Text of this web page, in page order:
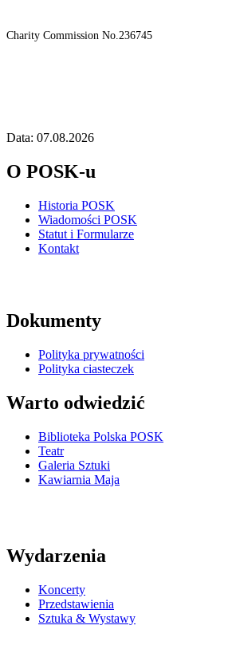
Charity Commission No.236745
Data: 07.08.2026
O POSK-u
Historia POSK
Wiadomości POSK
Statut i Formularze
Kontakt
Dokumenty
Polityka prywatności
Polityka ciasteczek
Warto odwiedzić
Biblioteka Polska POSK
Teatr
Galeria Sztuki
Kawiarnia Maja
Wydarzenia
Koncerty
Przedstawienia
Sztuka & Wystawy